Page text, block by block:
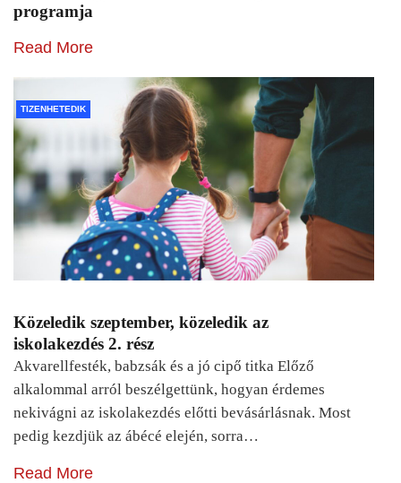
programja
Read More
TIZENHETEDIK
Közeledik szeptember, közeledik az
iskolakezdés 2. rész
Akvarellfesték, babzsák és a jó cipő titka Előző
alkalommal arról beszélgettünk, hogyan érdemes
nekivágni az iskolakezdés előtti bevásárlásnak. Most
pedig kezdjük az ábécé elején, sorra…
Read More